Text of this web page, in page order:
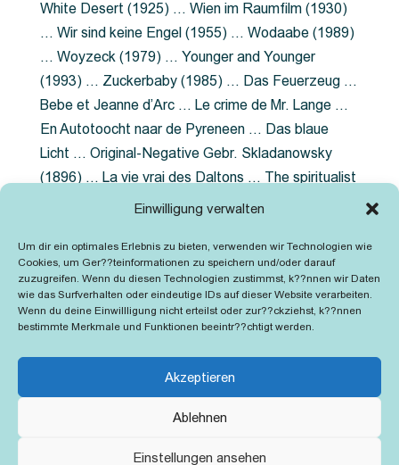
Einwilligung verwalten
Um dir ein optimales Erlebnis zu bieten, verwenden wir Technologien wie
Cookies, um Ger??teinformationen zu speichern und/oder darauf
zuzugreifen. Wenn du diesen Technologien zustimmst, k??nnen wir Daten
wie das Surfverhalten oder eindeutige IDs auf dieser Website verarbeiten.
Wenn du deine Einwillligung nicht erteilst oder zur??ckziehst, k??nnen
bestimmte Merkmale und Funktionen beeintr??chtigt werden.
Akzeptieren
Ablehnen
Einstellungen ansehen
White Desert (1925) … Wien im Raumfilm (1930)
… Wir sind keine Engel (1955) … Wodaabe (1989)
… Woyzeck (1979) … Younger and Younger
(1993) … Zuckerbaby (1985) … Das Feuerzeug …
Bebe et Jeanne d’Arc … Le crime de Mr. Lange …
En Autotoocht naar de Pyreneen … Das blaue
Licht … Original-Negative Gebr. Skladanowsky
(1896) … La vie vrai des Daltons … The spiritualist
photographer … Feuer im Fjord … The Song of the
Grubenlampe … Tolstoy … Grün ist die Heide …
Lady Hamilton … Mütter verzaget nicht …
Ruttmann Werbefilme